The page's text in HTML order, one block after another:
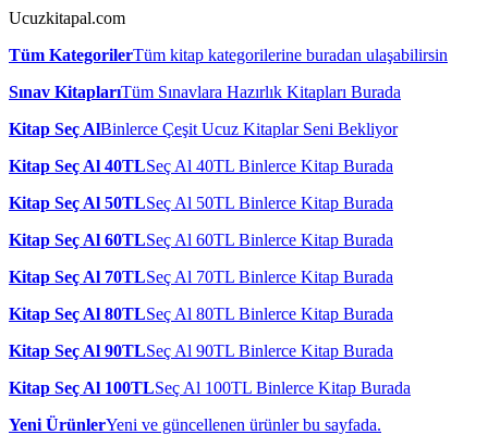
Ucuzkitapal.com
Tüm KategorilerTüm kitap kategorilerine buradan ulaşabilirsin
Sınav KitaplarıTüm Sınavlara Hazırlık Kitapları Burada
Kitap Seç AlBinlerce Çeşit Ucuz Kitaplar Seni Bekliyor
Kitap Seç Al 40TLSeç Al 40TL Binlerce Kitap Burada
Kitap Seç Al 50TLSeç Al 50TL Binlerce Kitap Burada
Kitap Seç Al 60TLSeç Al 60TL Binlerce Kitap Burada
Kitap Seç Al 70TLSeç Al 70TL Binlerce Kitap Burada
Kitap Seç Al 80TLSeç Al 80TL Binlerce Kitap Burada
Kitap Seç Al 90TLSeç Al 90TL Binlerce Kitap Burada
Kitap Seç Al 100TLSeç Al 100TL Binlerce Kitap Burada
Yeni ÜrünlerYeni ve güncellenen ürünler bu sayfada.